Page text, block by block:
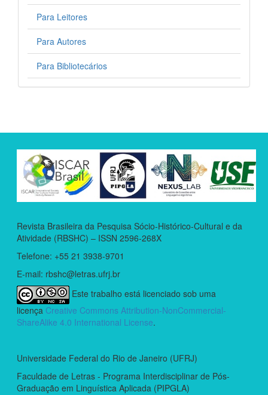
Para Leitores
Para Autores
Para Bibliotecários
Revista Brasileira da Pesquisa Sócio-Histórico-Cultural e da
Atividade (RBSHC) – ISSN 2596-268X
Telefone: +55 21 3938-9701
E-mail: rbshc@letras.ufrj.br
Este trabalho está licenciado sob uma
licença Creative Commons Attribution-NonCommercial-
ShareAlike 4.0 International License.
Universidade Federal do Rio de Janeiro (UFRJ)
Faculdade de Letras - Programa Interdisciplinar de Pós-
Graduação em Linguística Aplicada (PIPGLA)